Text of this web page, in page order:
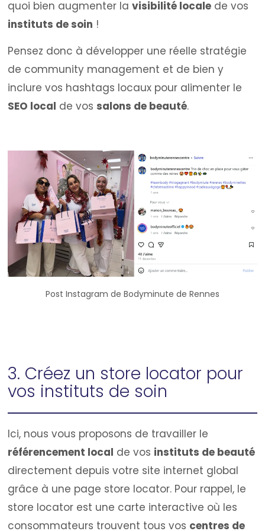
quoi bien augmenter lavisibilité locale de vos
instituts de soin !
Pensez donc à développer une réelle stratégie
de community management et de bien y
inclure vos hashtags locaux pour alimenter le
SEO local de vos salons de beauté.
Post Instagram de Bodyminute de Rennes
3. Créez un store locator pour
vos instituts de soin
Ici, nous vous proposons de travailler le
référencement local de vos instituts de beauté
directement depuis votre site internet global
grâce à une page store locator. Pour rappel, le
store locator est une carte interactive où les
consommateurs trouvent tous vos centres de